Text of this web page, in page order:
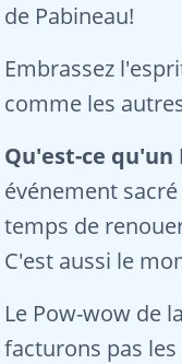
de Pabineau!
Embrassez
comme les
Qu'est-ce qu'un
événement
temps de
C'est aussi le
Le Pow-wow de
facturons pas